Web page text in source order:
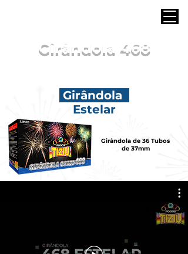
Girândola 468
Girândola
Estelar
Girândola de 36 Tubos
de 37mm